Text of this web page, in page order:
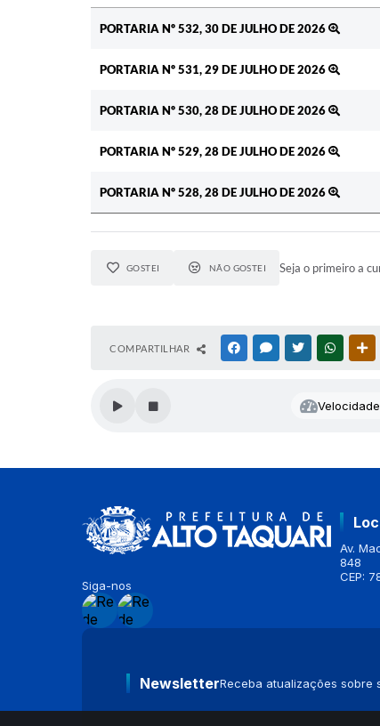
PORTARIA Nº 532, 30 DE JULHO DE 2026
PORTARIA Nº 531, 29 DE JULHO DE 2026
PORTARIA Nº 530, 28 DE JULHO DE 2026
PORTARIA Nº 529, 28 DE JULHO DE 2026
PORTARIA Nº 528, 28 DE JULHO DE 2026
GOSTEI NÃO GOSTEI Seja o primeiro a
COMPARTILHAR FACEBOOKMESSENGER
TWITTER
Siga-nos
Av.
848
CEP:
NewsletterReceba atualizações sobre